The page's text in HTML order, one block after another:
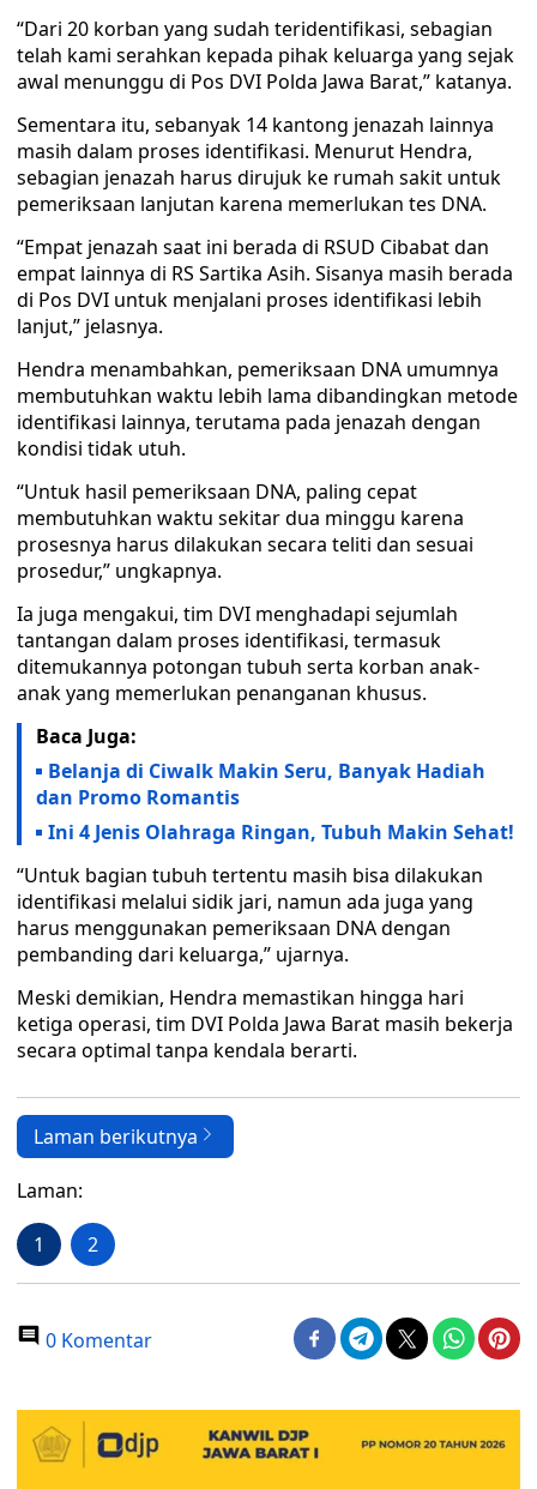
“Dari 20 korban yang sudah teridentifikasi, sebagian
telah kami serahkan kepada pihak keluarga yang sejak
awal menunggu di Pos DVI Polda Jawa Barat,” katanya.
Sementara itu, sebanyak 14 kantong jenazah lainnya
masih dalam proses identifikasi. Menurut Hendra,
sebagian jenazah harus dirujuk ke rumah sakit untuk
pemeriksaan lanjutan karena memerlukan tes DNA.
“Empat jenazah saat ini berada di RSUD Cibabat dan
empat lainnya di RS Sartika Asih. Sisanya masih berada
di Pos DVI untuk menjalani proses identifikasi lebih
lanjut,” jelasnya.
Hendra menambahkan, pemeriksaan DNA umumnya
membutuhkan waktu lebih lama dibandingkan metode
identifikasi lainnya, terutama pada jenazah dengan
kondisi tidak utuh.
“Untuk hasil pemeriksaan DNA, paling cepat
membutuhkan waktu sekitar dua minggu karena
prosesnya harus dilakukan secara teliti dan sesuai
prosedur,” ungkapnya.
Ia juga mengakui, tim DVI menghadapi sejumlah
tantangan dalam proses identifikasi, termasuk
ditemukannya potongan tubuh serta korban anak-
anak yang memerlukan penanganan khusus.
Baca Juga:
Belanja di Ciwalk Makin Seru, Banyak Hadiah
dan Promo Romantis
Ini 4 Jenis Olahraga Ringan, Tubuh Makin Sehat!
“Untuk bagian tubuh tertentu masih bisa dilakukan
identifikasi melalui sidik jari, namun ada juga yang
harus menggunakan pemeriksaan DNA dengan
pembanding dari keluarga,” ujarnya.
Meski demikian, Hendra memastikan hingga hari
ketiga operasi, tim DVI Polda Jawa Barat masih bekerja
secara optimal tanpa kendala berarti.
Laman berikutnya
Laman:
1 2
0 Komentar